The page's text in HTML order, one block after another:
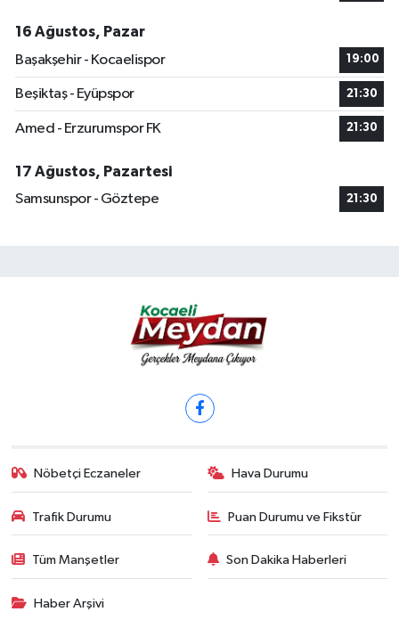
16 Ağustos, Pazar
Başakşehir - Kocaelispor
19:00
Beşiktaş - Eyüpspor 21:30
Amed - Erzurumspor FK 21:30
17 Ağustos, Pazartesi
Samsunspor - Göztepe
21:30
Nöbetçi Eczaneler Hava Durumu
Trafik Durumu Puan Durumu ve Fikstür
Tüm Manşetler Son Dakika Haberleri
Haber Arşivi